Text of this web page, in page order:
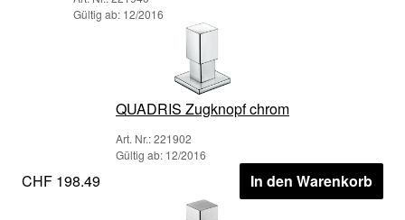
Gültig ab: 12/2016
QUADRIS Zugknopf chrom
Art. Nr.: 221902
Gültig ab: 12/2016
CHF 198.49 In den Warenkorb